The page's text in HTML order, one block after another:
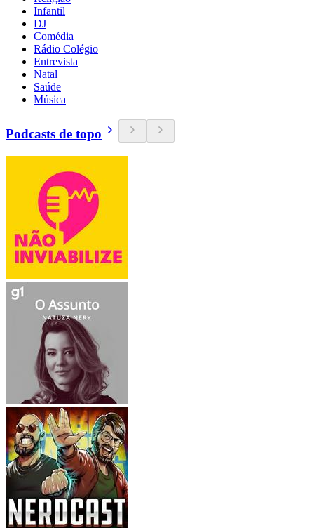
Infantil
DJ
Comédia
Rádio Colégio
Entrevista
Natal
Saúde
Música
Podcasts de topo